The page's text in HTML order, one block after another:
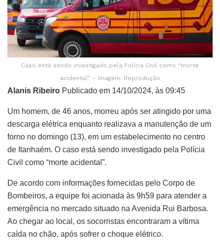
Caso está sendo investigado pela Polícia Civil como “morte
acidental” – Imagem: Reprodução
Alanis Ribeiro Publicado em 14/10/2024, às 09:45
Um homem, de 46 anos, morreu após ser atingido por uma
descarga elétrica enquanto realizava a manutenção de um
forno no domingo (13), em um estabelecimento no centro
de Itanhaém. O caso está sendo investigado pela Polícia
Civil como “morte acidental”.
De acordo com informações fornecidas pelo Corpo de
Bombeiros, a equipe foi acionada às 9h59 para atender a
emergência no mercado situado na Avenida Rui Barbosa.
Ao chegar ao local, os socorristas encontraram a vítima
caída no chão, após sofrer o choque elétrico.